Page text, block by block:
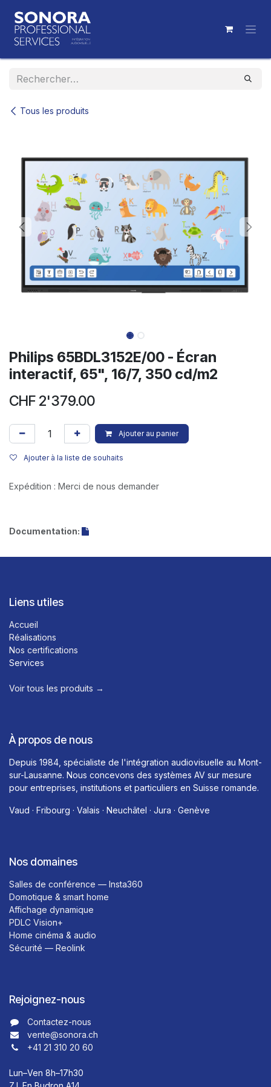
Tous les produits
Philips 65BDL3152E/00 - Écran
interactif, 65", 16/7, 350 cd/m2
CHF 2'379.00
Ajouter au panier
Ajouter à la liste de souhaits
Expédition : Merci de nous demander
Documentation:
Liens utiles
Accueil
Réalisations
Nos certifications
Services
Voir tous les produits →​
À propos de nous
Depuis 1984, spécialiste de l'intégration audiovisuelle au Mont-
sur-Lausanne. Nous concevons des systèmes AV sur mesure
pour entreprises, institutions et particuliers en Suisse romande.
Vaud · Fribourg · Valais · Neuchâtel · Jura · Genève
Nos domaines
Salles de conférence — Insta360
Domotique & smart home
Affichage dynamique
PDLC Vision+
Home cinéma & audio
Sécurité — Reolink
Rejoignez-nous
Contactez-nous​​
vente@sonora.ch
+41 21 310 20 60
Lun–Ven 8h–17h30